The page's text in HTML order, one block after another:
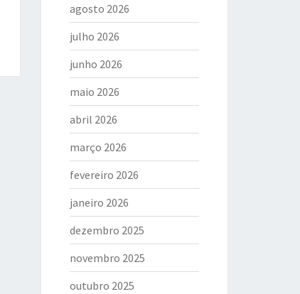
agosto 2026
julho 2026
junho 2026
maio 2026
abril 2026
março 2026
fevereiro 2026
janeiro 2026
dezembro 2025
novembro 2025
outubro 2025